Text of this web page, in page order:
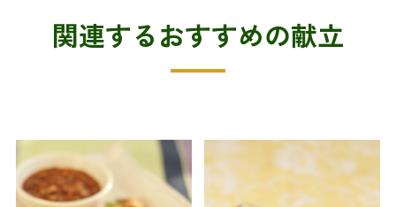
関連するおすすめの献立